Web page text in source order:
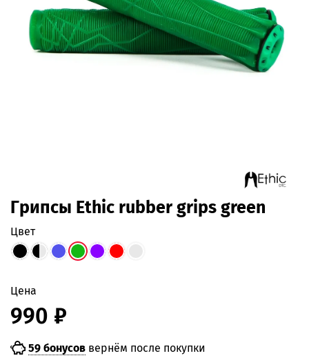
Грипсы Ethic rubber grips green
цвет
Цена
990 ₽
59 бонусов вернём после покупки